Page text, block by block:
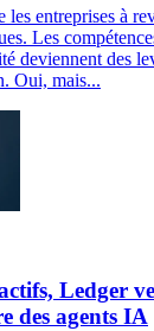
entreprises à
Les
deviennent des
Oui, mais...
Ledger
des agents IA